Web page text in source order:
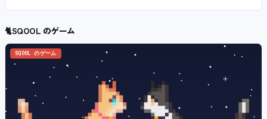
🐈SQOOL のゲーム
SQOOL のゲーム